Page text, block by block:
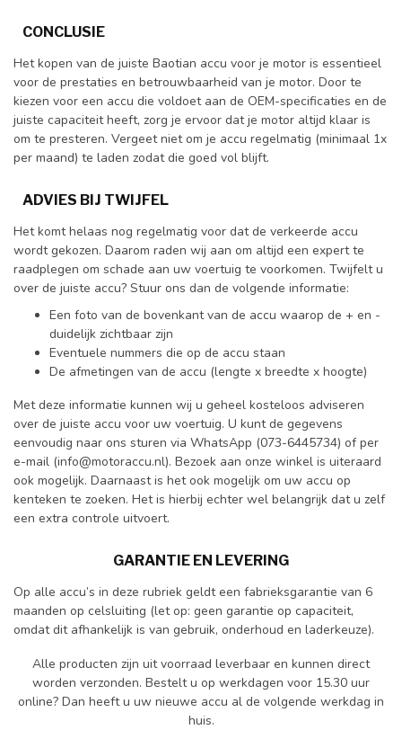
CONCLUSIE
Het kopen van de juiste Baotian accu voor je motor is essentieel
voor de prestaties en betrouwbaarheid van je motor. Door te
kiezen voor een accu die voldoet aan de OEM-specificaties en de
juiste capaciteit heeft, zorg je ervoor dat je motor altijd klaar is
om te presteren. Vergeet niet om je accu regelmatig (minimaal 1x
per maand) te laden zodat die goed vol blijft.
ADVIES BIJ TWIJFEL
Het komt helaas nog regelmatig voor dat de verkeerde accu
wordt gekozen. Daarom raden wij aan om altijd een expert te
raadplegen om schade aan uw voertuig te voorkomen. Twijfelt u
over de juiste accu? Stuur ons dan de volgende informatie:
Een foto van de bovenkant van de accu waarop de + en -
duidelijk zichtbaar zijn
Eventuele nummers die op de accu staan
De afmetingen van de accu (lengte x breedte x hoogte)
Met deze informatie kunnen wij u geheel kosteloos adviseren
over de juiste accu voor uw voertuig. U kunt de gegevens
eenvoudig naar ons sturen via WhatsApp (073-6445734) of per
e-mail (info@motoraccu.nl). Bezoek aan onze winkel is uiteraard
ook mogelijk. Daarnaast is het ook mogelijk om uw accu op
kenteken te zoeken. Het is hierbij echter wel belangrijk dat u zelf
een extra controle uitvoert.
GARANTIE EN LEVERING
Op alle accu’s in deze rubriek geldt een fabrieksgarantie van 6
maanden op celsluiting (let op: geen garantie op capaciteit,
omdat dit afhankelijk is van gebruik, onderhoud en laderkeuze).
Alle producten zijn uit voorraad leverbaar en kunnen direct
worden verzonden. Bestelt u op werkdagen voor 15.30 uur
online? Dan heeft u uw nieuwe accu al de volgende werkdag in
huis.